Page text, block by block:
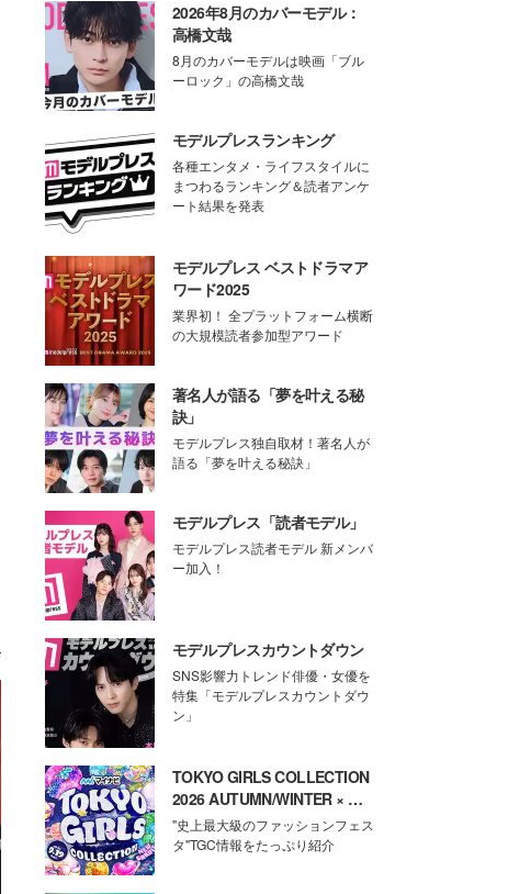
2026年8月のカバーモデル：
高橋文哉
8月のカバーモデルは映画「ブル
ーロック」の高橋文哉
モデルプレスランキング
各種エンタメ・ライフスタイルに
まつわるランキング＆読者アンケ
ート結果を発表
モデルプレス ベストドラマア
ワード2025
業界初！ 全プラットフォーム横断
の大規模読者参加型アワード
著名人が語る「夢を叶える秘
訣」
モデルプレス独自取材！著名人が
語る「夢を叶える秘訣」
モデルプレス「読者モデル」
モデルプレス読者モデル 新メンバ
ー加入！
モデルプレスカウントダウン
SNS影響力トレンド俳優・女優を
特集「モデルプレスカウントダウ
ン」
TOKYO GIRLS COLLECTION
2026 AUTUMN/WINTER × モ
デルプレス
"史上最大級のファッションフェス
タ"TGC情報をたっぷり紹介